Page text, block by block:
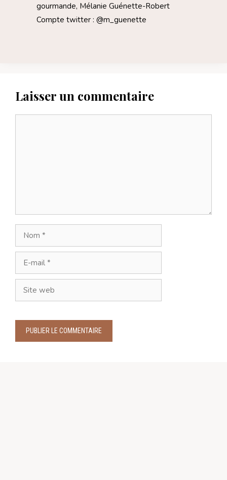
gourmande, Mélanie Guénette-Robert
Compte twitter : @m_guenette
Laisser un commentaire
Nom
mail
Site
web